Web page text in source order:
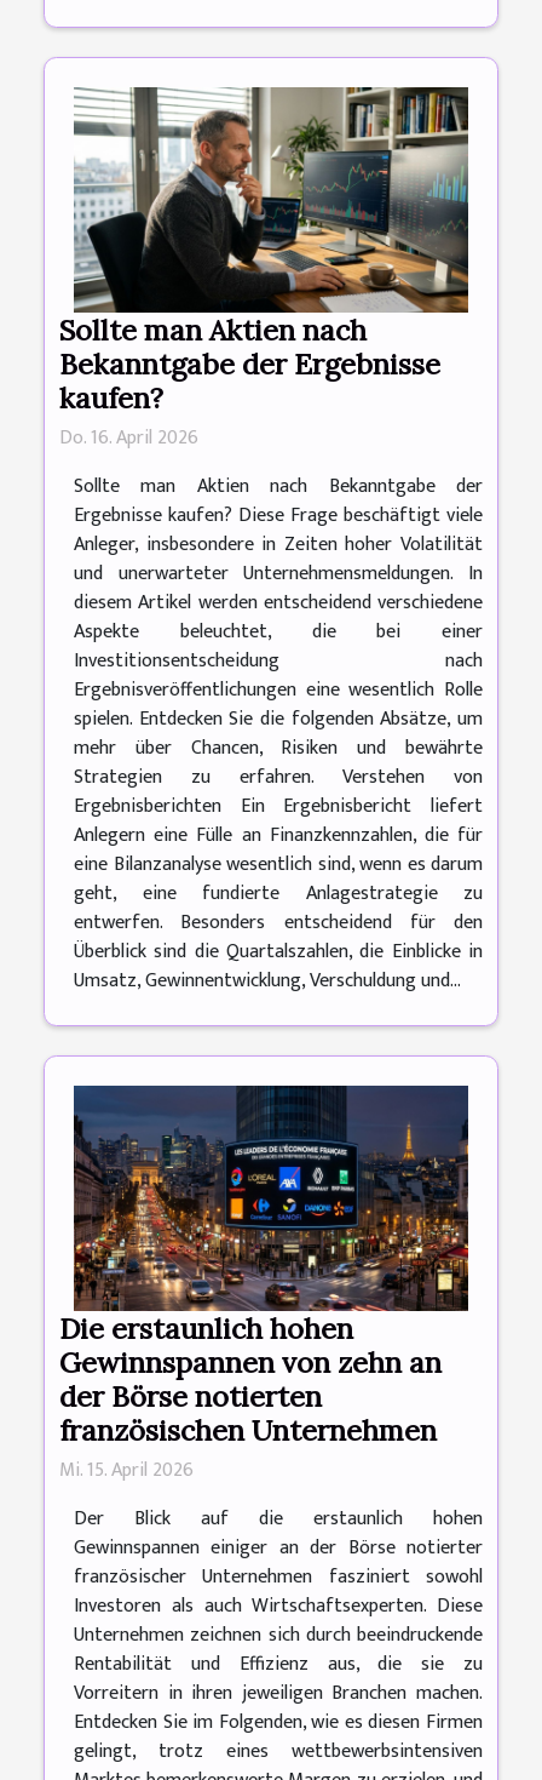
Sollte man Aktien nach
Bekanntgabe der Ergebnisse
kaufen?
Do. 16. April 2026
Sollte man Aktien nach Bekanntgabe der
Ergebnisse kaufen? Diese Frage beschäftigt viele
Anleger, insbesondere in Zeiten hoher Volatilität
und unerwarteter Unternehmensmeldungen. In
diesem Artikel werden entscheidend verschiedene
Aspekte beleuchtet, die bei einer
Investitionsentscheidung nach
Ergebnisveröffentlichungen eine wesentlich Rolle
spielen. Entdecken Sie die folgenden Absätze, um
mehr über Chancen, Risiken und bewährte
Strategien zu erfahren. Verstehen von
Ergebnisberichten Ein Ergebnisbericht liefert
Anlegern eine Fülle an Finanzkennzahlen, die für
eine Bilanzanalyse wesentlich sind, wenn es darum
geht, eine fundierte Anlagestrategie zu
entwerfen. Besonders entscheidend für den
Überblick sind die Quartalszahlen, die Einblicke in
Umsatz, Gewinnentwicklung, Verschuldung und...
Die erstaunlich hohen
Gewinnspannen von zehn an
der Börse notierten
französischen Unternehmen
Mi. 15. April 2026
Der Blick auf die erstaunlich hohen
Gewinnspannen einiger an der Börse notierter
französischer Unternehmen fasziniert sowohl
Investoren als auch Wirtschaftsexperten. Diese
Unternehmen zeichnen sich durch beeindruckende
Rentabilität und Effizienz aus, die sie zu
Vorreitern in ihren jeweiligen Branchen machen.
Entdecken Sie im Folgenden, wie es diesen Firmen
gelingt, trotz eines wettbewerbsintensiven